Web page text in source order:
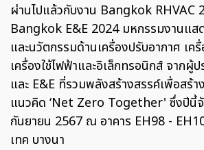
ผ่านไปแล้วกับงาน Bangkok RHVAC
Bangkok E&E 2024 มหกรรมงานแส
และนวัตกรรมด้านเครื่องปรับอากาศ เค
เครื่องใช้ไฟฟ้าและอิเล็กทรอนิกส์ จากผู้
และ E&E ที่รวมพลังสร้างสรรค์เพื่อสร้
แนวคิด ‘Net Zero Together' ซึ่งปีนี้
กันยายน 2567 ณ อาคาร EH98 -
เทค บางนา